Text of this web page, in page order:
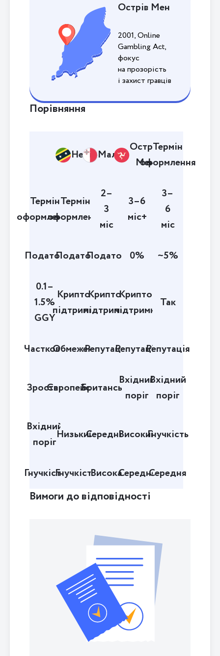
Острів Мен
2001, Online
Gambling Act,
фокус
на прозорість
і захист гравців
Порівняння
НевісМальта
Острів
Мен
Термін
оформлення
Термін
оформлення
Термін
оформлення
2–
3
міс
3–6
міс+
3–
6
міс
ПодатокПодатокПодаток 0% ~5%
0.1–
1.5%
GGY
Крипто-
підтримка
Крипто-
підтримка
Крипто-
підтримка
Так
ЧастковаОбмеженаРепутаціяРепутаціяРепутація
ЗростаєЄвропейська
Британська
Вхідний
поріг
Вхідний
поріг
Вхідний
поріг
НизькийСереднійВисокийГнучкість
ГнучкістьГнучкістьВисокаСередняСередня
Вимоги до відповідності